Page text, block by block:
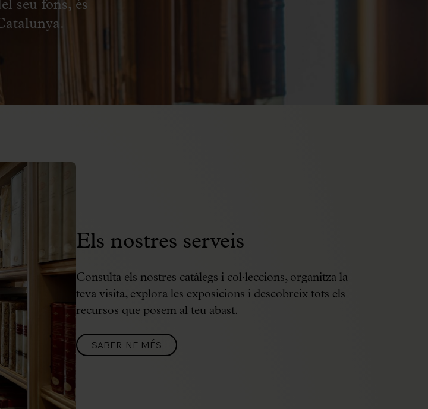
seu fons, és
Els nostres serveis
Consulta els nostres catàlegs i col·leccions, organitza la
teva visita, explora les exposicions i descobreix tots els
recursos que posem al teu abast.
SABER-NE MÉS